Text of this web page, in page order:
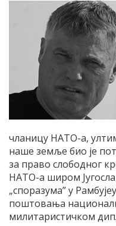
чланицу НАТО-а,
наше земље био је
за право слободног
НАТО-а широм
„споразума” у
поштовања
милитаристичком